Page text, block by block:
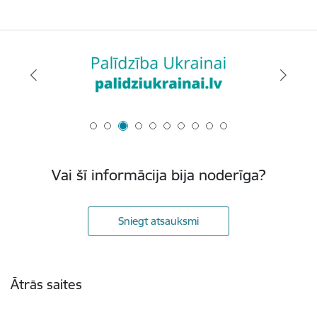
Vai šī informācija bija noderīga?
Sniegt atsauksmi
Ātrās saites